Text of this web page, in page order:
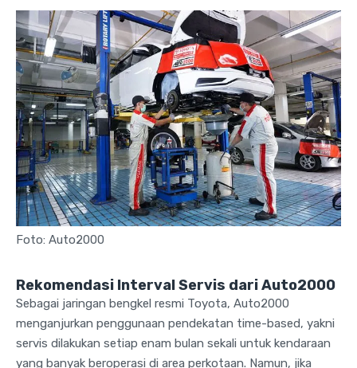
Foto: Auto2000
Rekomendasi Interval Servis dari Auto2000
Sebagai jaringan bengkel resmi Toyota, Auto2000
menganjurkan penggunaan pendekatan time-based, yakni
servis dilakukan setiap enam bulan sekali untuk kendaraan
yang banyak beroperasi di area perkotaan. Namun, jika